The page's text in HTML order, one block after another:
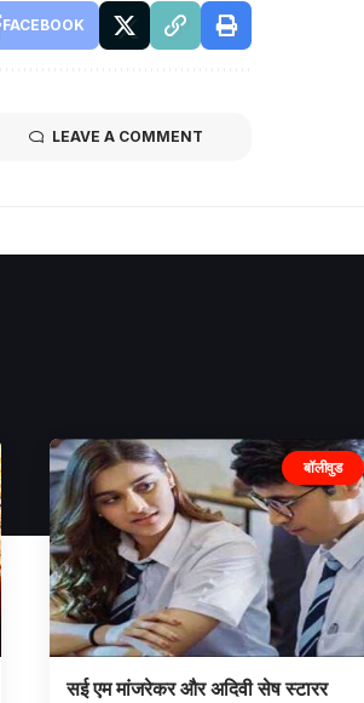
FACEBOOK
LEAVE A COMMENT
बॉलीवुड
सई एम मांजरेकर और अदिवी सेष स्टारर